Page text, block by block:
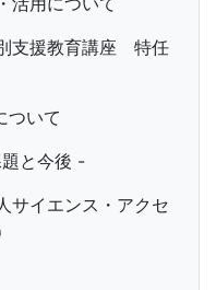
支援教育講座 特任
ついて
と今後 -
サイエンス・アクセ